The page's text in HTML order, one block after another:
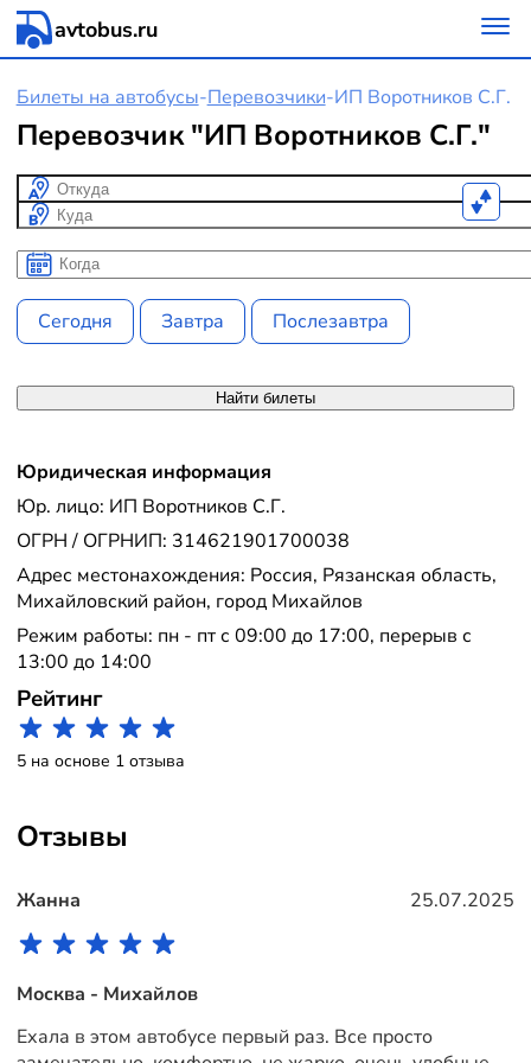
avtobus.ru
Билеты на автобусы-Перевозчики-ИП Воротников С.Г.
Перевозчик "ИП Воротников С.Г."
Откуда
Куда
Когда
Когда
Сегодня Завтра Послезавтра
Найти билеты
Юридическая информация
Юр. лицо: ИП Воротников С.Г.
ОГРН / ОГРНИП: 314621901700038
Адрес местонахождения: Россия, Рязанская область,
Михайловский район, город Михайлов
Режим работы: пн - пт с 09:00 до 17:00, перерыв с
13:00 до 14:00
Рейтинг
5 на основе 1 отзыва
Отзывы
Жанна 25.07.2025
Москва - Михайлов
Ехала в этом автобусе первый раз. Все просто